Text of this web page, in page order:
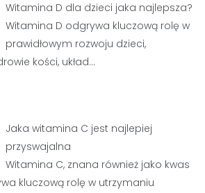
Witamina D dla dzieci jaka najlepsza?
Witamina D odgrywa kluczową rolę w
prawidłowym rozwoju dzieci,
kości, układ…
Jaka witamina C jest najlepiej
przyswajalna
Witamina C, znana również jako kwas
kluczową rolę w utrzymaniu